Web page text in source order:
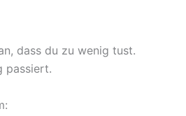
dass du zu wenig tust.
passiert.